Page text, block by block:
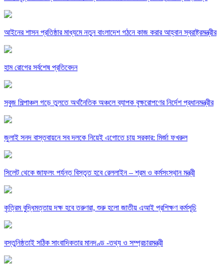
আইনের শাসন প্রতিষ্ঠার মাধ্যমে নতুন বাংলাদেশ গঠনে কাজ করার আহ্বান স্বরাষ্ট্রমন্ত্রীর
হাম রোগের সর্বশেষ প্রতিবেদন
সবুজ শিল্পাঞ্চল গড়ে তুলতে অর্থনৈতিক অঞ্চলে ব্যাপক বৃক্ষরোপণের নির্দেশ প্রধানমন্ত্রীর
জুলাই সনদ বাস্তবায়নে সব দলকে নিয়েই এগোতে চায় সরকার: মির্জা ফখরুল
সিলেট থেকে জাফলং পর্যন্ত বিস্তৃত হবে রেললাইন – শ্রম ও কর্মসংস্থান মন্ত্রী
কৃত্রিম বুদ্ধিমত্তায় দক্ষ হবে তরুণরা, শুরু হলো জাতীয় এআই প্রশিক্ষণ কর্মসূচি
বস্তুনিষ্ঠতাই সঠিক সাংবাদিকতার মানদণ্ড -তথ্য ও সম্প্রচারমন্ত্রী